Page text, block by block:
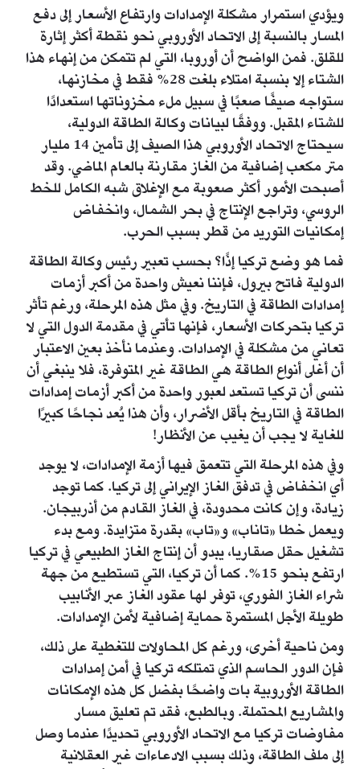
ويؤدي استمرار مشكلة الإمدادات وارتفاع الأسعار إلى دفع
المسار بالنسبة إلى الاتحاد الأوروبي نحو نقطة أكثر إثارة
للقلق. فمن الواضح أن أوروبا، التي لم تتمكن من إنهاء هذا
الشتاء إلا بنسبة امتلاء بلغت 28% فقط في مخازنها،
ستواجه صيفًا صعبًا في سبيل ملء مخزوناتها استعدادًا
للشتاء المقبل. ووفقًا لبيانات وكالة الطاقة الدولية،
سيحتاج الاتحاد الأوروبي هذا الصيف إلى تأمين 14 مليار
متر مكعب إضافية من الغاز مقارنة بالعام الماضي. وقد
أصبحت الأمور أكثر صعوبة مع الإغلاق شبه الكامل للخط
الروسي، وتراجع الإنتاج في بحر الشمال، وانخفاض
إمكانيات التوريد من قطر بسبب الحرب.
فما هو وضع تركيا إذًا؟ بحسب تعبير رئيس وكالة الطاقة
الدولية فاتح بيرول، فإننا نعيش واحدة من أكبر أزمات
إمدادات الطاقة في التاريخ. وفي مثل هذه المرحلة، ورغم تأثر
تركيا بتحركات الأسعار، فإنها تأتي في مقدمة الدول التي لا
تعاني من مشكلة في الإمدادات. وعندما نأخذ بعين الاعتبار
أن أغلى أنواع الطاقة هي الطاقة غير المتوفرة، فلا ينبغي أن
ننسى أن تركيا تستعد لعبور واحدة من أكبر أزمات إمدادات
الطاقة في التاريخ بأقل الأضرار، وأن هذا يُعد نجاحًا كبيرًا
للغاية لا يجب أن يغيب عن الأنظار!
وفي هذه المرحلة التي تتعمق فيها أزمة الإمدادات، لا يوجد
أي انخفاض في تدفق الغاز الإيراني إلى تركيا. كما توجد
زيادة، وإن كانت محدودة، في الغاز القادم من أذربيجان.
ويعمل خطا «تاناب» و«تاب» بقدرة متزايدة. ومع بدء
تشغيل حقل صقاريا، يبدو أن إنتاج الغاز الطبيعي في تركيا
ارتفع بنحو 15%. كما أن تركيا، التي تستطيع من جهة
شراء الغاز الفوري، توفر لها عقود الغاز عبر الأنابيب
طويلة الأجل المستمرة حماية إضافية لأمن الإمدادات.
ومن ناحية أخرى، ورغم كل المحاولات للتغطية على ذلك،
فإن الدور الحاسم الذي تمتلكه تركيا في أمن إمدادات
الطاقة الأوروبية بات واضحًا بفضل كل هذه الإمكانات
والمشاريع المحتملة. وبالطبع، فقد تم تعليق مسار
مفاوضات تركيا مع الاتحاد الأوروبي تحديدًا عندما وصل
إلى ملف الطاقة، وذلك بسبب الادعاءات غير العقلانية